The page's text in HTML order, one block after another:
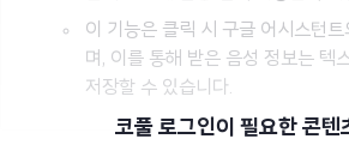
코풀 로그인이 필요한 콘텐
이 기능은 클릭 시 구글 어시스턴
며, 이를 통해 받은 음성 정보는 텍
저장할 수 있습니다.